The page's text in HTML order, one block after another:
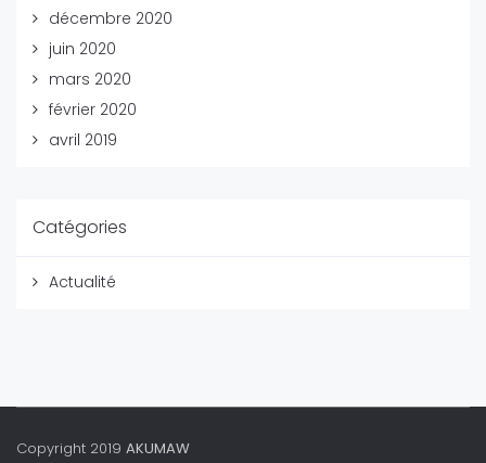
décembre 2020
juin 2020
mars 2020
février 2020
avril 2019
Catégories
Actualité
Copyright 2019 AKUMAW